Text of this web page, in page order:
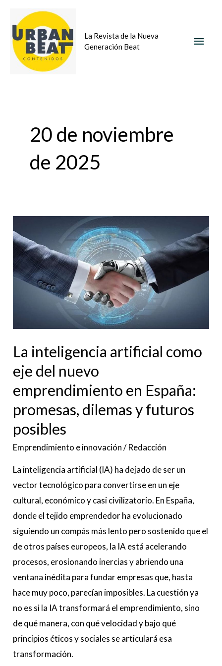
contenido
La Revista de la Nueva
Generación Beat
20 de noviembre
de 2025
La inteligencia artificial como
eje del nuevo
emprendimiento en España:
promesas, dilemas y futuros
posibles
Emprendimiento e innovación/Redacción
La inteligencia artificial (IA) ha dejado de ser un
vector tecnológico para convertirse en un eje
cultural, económico y casi civilizatorio. En España,
donde el tejido emprendedor ha evolucionado
siguiendo un compás más lento pero sostenido que el
de otros países europeos, la IA está acelerando
procesos, erosionando inercias y abriendo una
ventana inédita para fundar empresas que, hasta
hace muy poco, parecían imposibles. La cuestión ya
no es si la IA transformará el emprendimiento, sino
de qué manera, con qué velocidad y bajo qué
principios éticos y sociales se articulará esa
transformación.
inteligencia
artificial
como
eje
emprendimiento
en
promesas,
dilemas
y
futuros
posibles